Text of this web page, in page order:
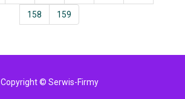
158 159
Copyright © Serwis-Firmy